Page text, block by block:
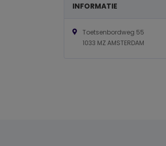
INFORMATIE
Toetsenbordweg 55
1033 MZ AMSTERDAM